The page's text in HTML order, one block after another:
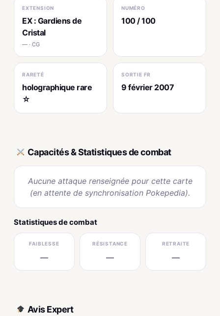
EXTENSION
EX : Gardiens de
Cristal
— · CG
NUMÉRO
100 / 100
RARETÉ
holographique rare
☆
SORTIE FR
9 février 2007
Capacités & Statistiques de combat
Aucune attaque renseignée pour cette carte
(en attente de synchronisation Pokepedia).
Statistiques de combat
FAIBLESSE
—
RÉSISTANCE
—
RETRAITE
—
Avis Expert